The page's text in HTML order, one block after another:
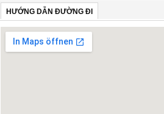
HƯỚNG DẪN ĐƯỜNG ĐI